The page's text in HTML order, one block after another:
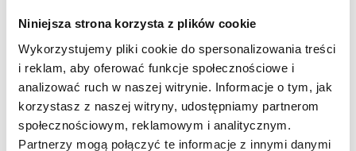
Niniejsza strona korzysta z plików cookie
Wykorzystujemy pliki cookie do spersonalizowania treści
i reklam, aby oferować funkcje społecznościowe i
analizować ruch w naszej witrynie. Informacje o tym, jak
korzystasz z naszej witryny, udostępniamy partnerom
społecznościowym, reklamowym i analitycznym.
Partnerzy mogą połączyć te informacje z innymi danymi
Państwu poziom prezentowany przez grupę oraz poprosić
o opinię lektora.
Czy wydajecie Państwo zaświadczenia o ukończeniu kursu?
Wszystkie osoby, które uczestniczyły w co najmniej 80 % zajęć
otrzymają zaświadczenia uczestnictwa z podanym poziomem
oraz ilością godzin.